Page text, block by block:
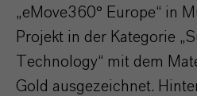
„eMove360° Europe“ in
Projekt in der Kategorie
Technology“ mit dem
Gold ausgezeichnet.